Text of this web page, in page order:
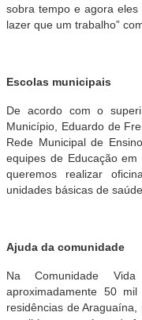
sobra tempo e agora
lazer que um trabalho”
Escolas municipais
De acordo com o
Município, Eduardo de
Rede Municipal de
equipes de Educação
queremos realizar
unidades básicas de
Ajuda da comunidade
Na Comunidade
aproximadamente 50
residências de